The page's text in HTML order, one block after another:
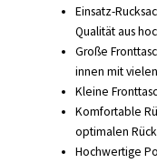
Einsatz-
Qualität aus
Große
innen mit
Kleine
Komfortable
optimalen
Hochwertige